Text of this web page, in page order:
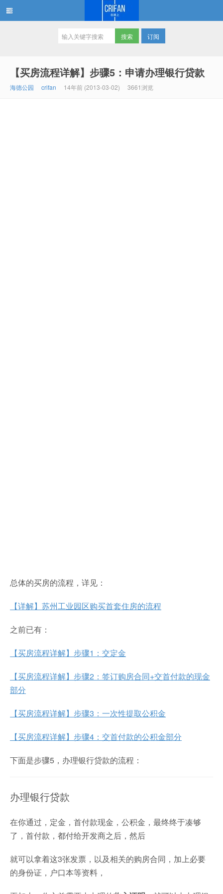
订阅
【买房流程详解】步骤5：申请办理银行贷款
海德公园 crifan 14年前 (2013-03-02) 3661浏览
总体的买房的流程，详见：
【详解】苏州工业园区购买首套住房的流程
之前已有：
【买房流程详解】步骤1：交定金
【买房流程详解】步骤2：签订购房合同+交首付款的现金
部分
【买房流程详解】步骤3：一次性提取公积金
【买房流程详解】步骤4：交首付款的公积金部分
下面是步骤5，办理银行贷款的流程：
办理银行贷款
在你通过，定金，首付款现金，公积金，最终终于凑够
了，首付款，都付给开发商之后，然后
就可以拿着这3张发票，以及相关的购房合同，加上必要
的身份证，户口本等资料，